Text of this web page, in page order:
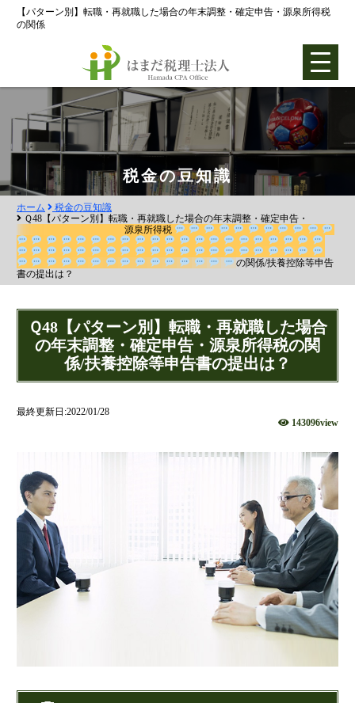
【パターン別】転職・再就職した場合の年末調整・確定申告・源泉所得税
の関係
ホーム
各種支援業務
会社設立支援
会社設立0円プラン
株式会社設立
合同会社設立
社団法人設立
財団法人設立
NPO法人設立
経営革新計画取得支援
経営革新計画の内容
計画を立てることで見えてくるもの
承認のメリット
承認要件
留意事項
税金の豆知識
ホーム
税金の豆知識
Ｑ48【パターン別】転職・再就職した場合の年末調整・確定申告・
源泉所得税
の関係/扶養控除等
申告書の提出は？
Ｑ48【パターン別】転職・再就職した場合
の年末調整・確定申告・源泉所得税の関
係/扶養控除等申告書の提出は？
最終更新日:2022/01/28
143096view